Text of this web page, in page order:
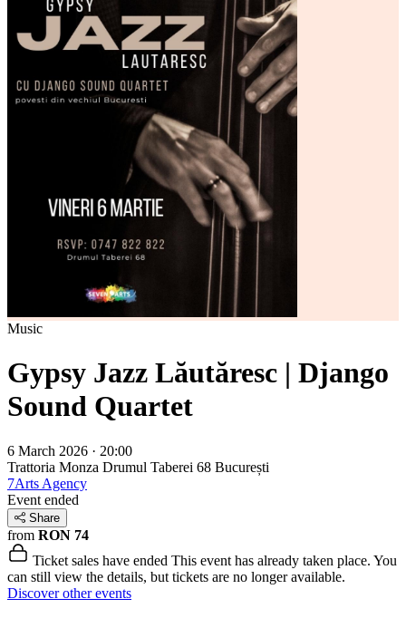
Music
Gypsy Jazz Lăutăresc | Django
Sound Quartet
6 March 2026 · 20:00
Trattoria Monza Drumul Taberei 68 București
7Arts Agency
Event ended
Share
from RON 74
Ticket sales have ended This event has already taken place. You
can still view the details, but tickets are no longer available.
Discover other events